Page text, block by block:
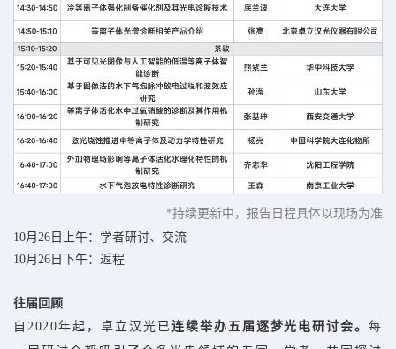
*持续更新中，报告日程具体以现场为准
10月26日上午：学者研讨、交流
10月26日下午：返程
往届回顾
自2020年起，卓立汉光已连续举办五届逐梦光电研讨会。每